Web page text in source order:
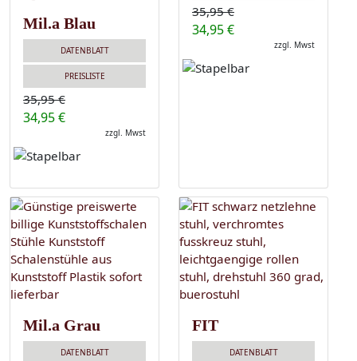
Mil.a Blau
DATENBLATT
PREISLISTE
35,95 €
34,95 €
zzgl. Mwst
35,95 €
34,95 €
zzgl. Mwst
Mil.a Grau
DATENBLATT
FIT
DATENBLATT